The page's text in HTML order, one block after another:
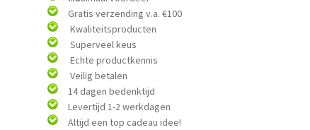
Gratis verzending v.a. €100
Kwaliteitsproducten
Superveel keus
Echte productkennis
Veilig betalen
14 dagen bedenktijd
Levertijd 1-2 werkdagen
Altijd een top cadeau idee!